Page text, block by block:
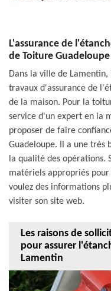
L'assurance de
de Toiture Guadeloupe
Dans la ville de
travaux d'assurance de
de la maison. Pour la
service d'un expert en la
proposer de faire
Guadeloupe. Il a une très
la qualité des opérations.
matériels appropriés
voulez des informations
visiter son site web.
Les raisons de
pour assurer
Lamentin